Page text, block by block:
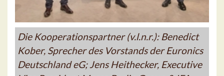
Die Kooperationspartner (v.l.n.r.): Benedict
Kober, Sprecher des Vorstands der Euronics
Deutschland eG; Jens Heithecker, Executive